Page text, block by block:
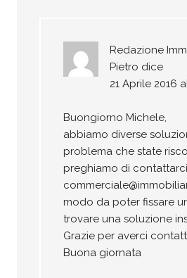
Redazione
Pietro dice
21 Aprile 2016
Buongiorno Michele,
abbiamo diverse
problema che state
preghiamo di contattarci
modo da poter fissare
trovare una soluzione
Grazie per averci
Buona giornata